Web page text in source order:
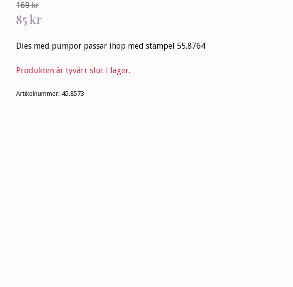
169 kr
85 kr
Dies med pumpor passar ihop med stämpel 55.8764
Produkten är tyvärr slut i lager.
Artikelnummer: 45.8573